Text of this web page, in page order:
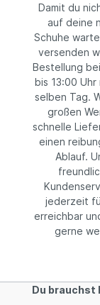
Damit du
auf deine
Schuhe
versenden
Bestellung
bis 13:00 Uhr
selben Tag.
großen
schnelle
einen
Ablauf.
jederzeit
erreichbar
gerne
Du brauchst